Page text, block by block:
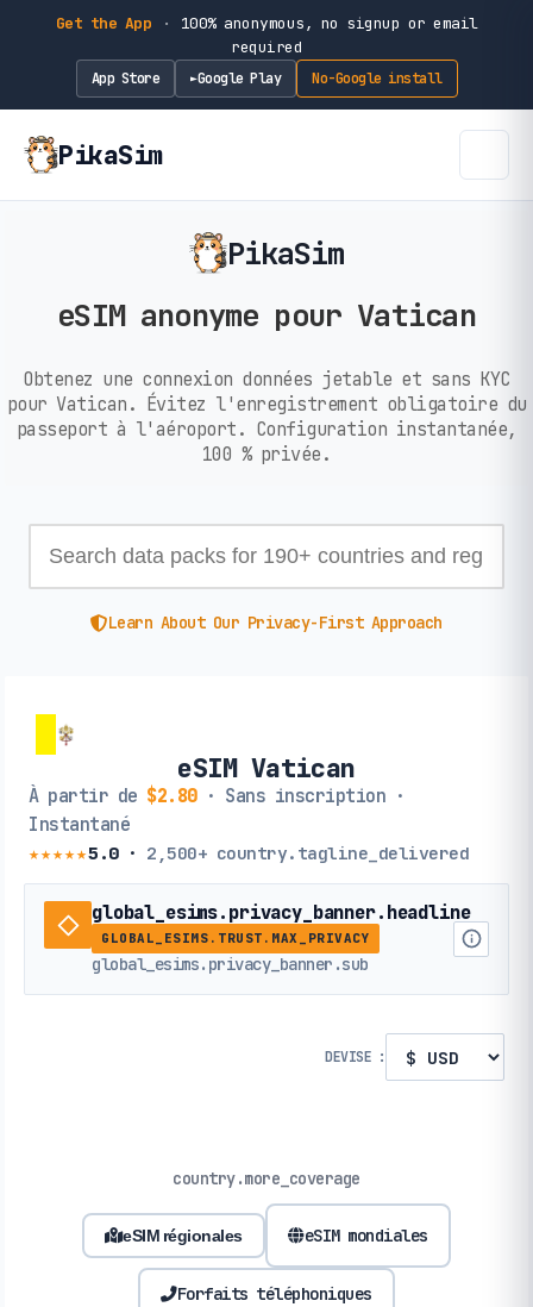
Get the App ·
100% anonymous, no signup or email
required
App Store ►Google Play No-Google install
PikaSim
PikaSim
eSIM anonyme pour Vatican
Obtenez une connexion données jetable et sans KYC
pour Vatican. Évitez l'enregistrement obligatoire du
passeport à l'aéroport. Configuration instantanée,
100 % privée.
Learn About Our Privacy-First Approach
eSIM Vatican
À partir de $2.80· Sans inscription ·
Instantané
★★★★★5.0· 2,500+ country.tagline_delivered
global_esims.privacy_banner.headline
GLOBAL_ESIMS.TRUST.MAX_PRIVACY
global_esims.privacy_banner.sub
DEVISE :
country.more_coverage
eSIM régionales eSIM mondiales
Forfaits téléphoniques